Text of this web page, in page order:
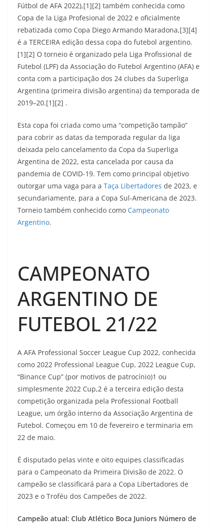
Fútbol de AFA 2022),[1][2] também conhecida como
Copa de la Liga Profesional de 2022 e oficialmente
rebatizada como Copa Diego Armando Maradona,[3][4]
é a TERCEIRA edição dessa copa do futebol argentino.
[1][2] O torneio é organizado pela Liga Profissional de
Futebol (LPF) da Associação do Futebol Argentino (AFA) e
conta com a participação dos 24 clubes da Superliga
Argentina (primeira divisão argentina) da temporada de
2019–20.[1][2] .
Esta copa foi criada como uma “competição tampão”
para cobrir as datas da temporada regular da liga
deixada pelo cancelamento da Copa da Superliga
Argentina de 2022, esta cancelada por causa da
pandemia de COVID-19. Tem como principal objetivo
outorgar uma vaga para a Taça Libertadores de 2023, e
secundariamente, para a Copa Sul-Americana de 2023.
Torneio também conhecido como Campeonato
Argentino.
CAMPEONATO
ARGENTINO DE
FUTEBOL 21/22
A AFA Professional Soccer League Cup 2022, conhecida
como 2022 Professional League Cup, 2022 League Cup,
“Binance Cup” (por motivos de patrocínio)1 ou
simplesmente 2022 Cup,2 é a terceira edição desta
competição organizada pela Professional Football
League, um órgão interno da Associação Argentina de
Futebol. Começou em 10 de fevereiro e terminaria em
22 de maio.
É disputado pelas vinte e oito equipes classificadas
para o Campeonato da Primeira Divisão de 2022. O
campeão se classificará para a Copa Libertadores de
2023 e o Troféu dos Campeões de 2022.
Campeão atual: Club Atlético Boca Juniors Número de